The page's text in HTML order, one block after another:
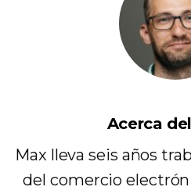
Acerca
Max lleva seis años
del comercio